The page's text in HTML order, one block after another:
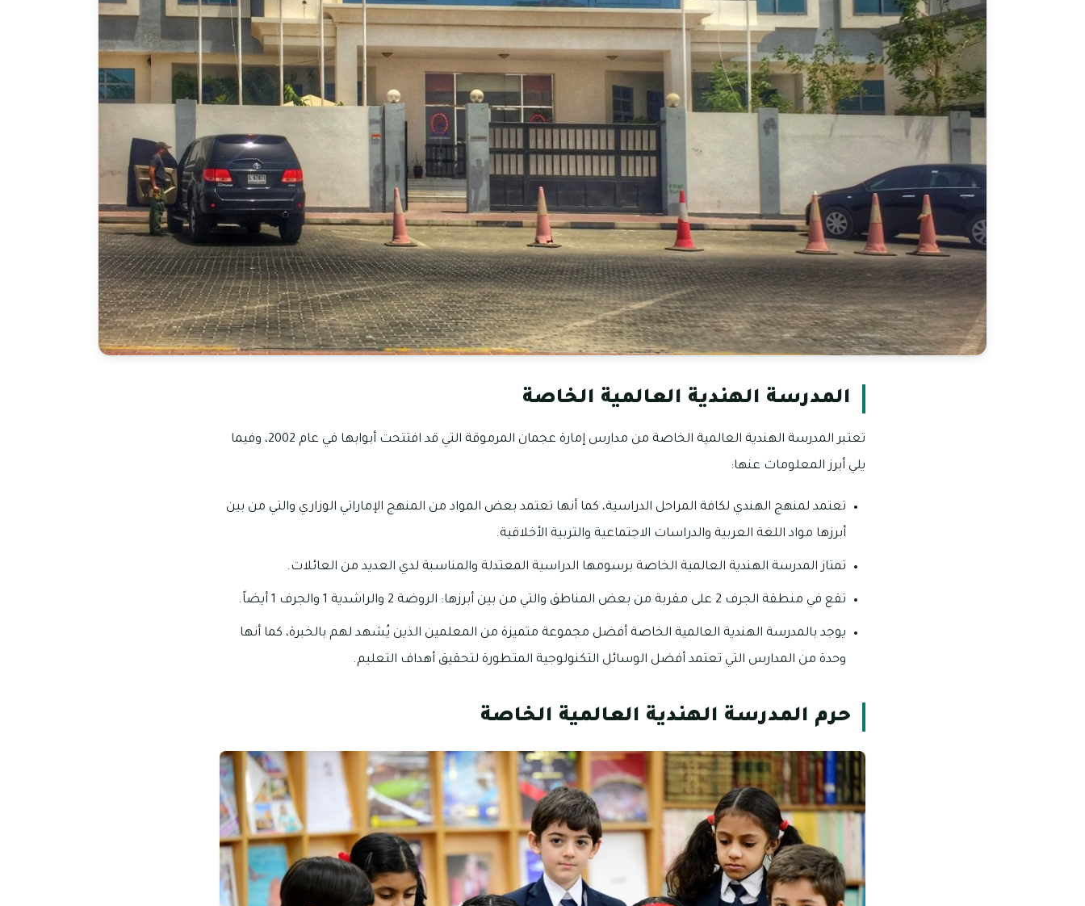
المدرسة الهندية العالمية الخاصة
تعتبر المدرسة الهندية العالمية الخاصة من مدارس إمارة عجمان المرموقة التي قد افتتحت أبوابها في عام 2002، وفيما
يلي أبرز المعلومات عنها:
تعتمد لمنهج الهندي لكافة المراحل الدراسية، كما أنها تعتمد بعض المواد من المنهج الإماراتي الوزاري والتي من بين
أبرزها مواد اللغة العربية والدراسات الاجتماعية والتربية الأخلاقية.
تمتاز المدرسة الهندية العالمية الخاصة برسومها الدراسية المعتدلة والمناسبة لدي العديد من العائلات.
تقع في منطقة الجرف 2 على مقربة من بعض المناطق والتي من بين أبرزها: الروضة 2 والراشدية 1 والجرف 1 أيضاً.
يوجد بالمدرسة الهندية العالمية الخاصة أفضل مجموعة متميزة من المعلمين الذين يُشهد لهم بالخبرة، كما أنها
وحدة من المدارس التي تعتمد أفضل الوسائل التكنولوجية المتطورة لتحقيق أهداف التعليم.
حرم المدرسة الهندية العالمية الخاصة